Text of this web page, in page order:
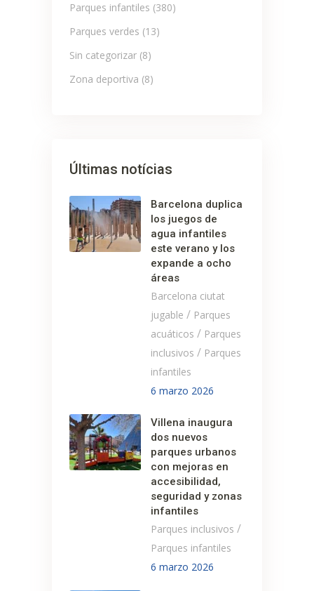
Parques infantiles (380)
Parques verdes (13)
Sin categorizar (8)
Zona deportiva (8)
Últimas notícias
Barcelona duplica
los juegos de
agua infantiles
este verano y los
expande a ocho
áreas
Barcelona ciutat
jugable / Parques
acuáticos / Parques
inclusivos / Parques
infantiles
6 marzo 2026
Villena inaugura
dos nuevos
parques urbanos
con mejoras en
accesibilidad,
seguridad y zonas
infantiles
Parques inclusivos /
Parques infantiles
6 marzo 2026